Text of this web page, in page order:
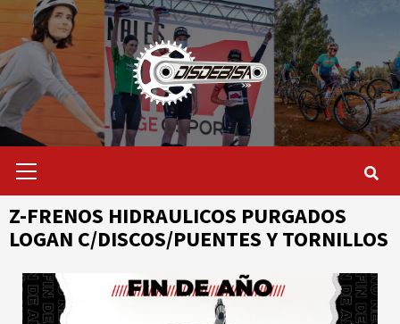
Saltar
contenido
primario
Z-FRENOS HIDRAULICOS PURGADOS
LOGAN C/DISCOS/PUENTES Y TORNILLOS